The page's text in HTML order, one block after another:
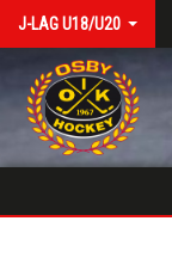
J-LAG U18/U20